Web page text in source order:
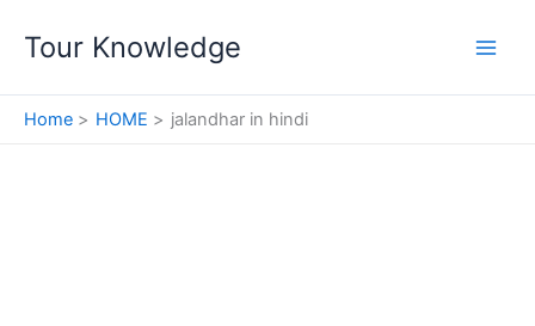
Tour Knowledge
Home HOME jalandhar in hindi